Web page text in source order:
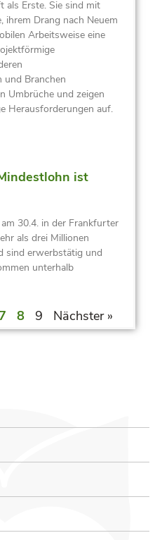
als Erste. Sie sind mit
ihrem Drang nach Neuem
Arbeitsweise eine
und Branchen
Umbrüche und zeigen
Herausforderungen auf.
ist
30.4. in der Frankfurter
als drei Millionen
sind erwerbstätig und
unterhalb
7 8 9 Nächster »